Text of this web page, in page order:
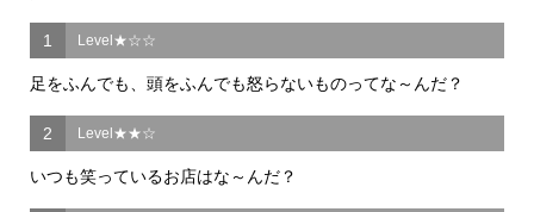
1 Level★☆☆
足をふんでも、頭をふんでも怒らないものってな～んだ？
2 Level★★☆
いつも笑っているお店はな～んだ？